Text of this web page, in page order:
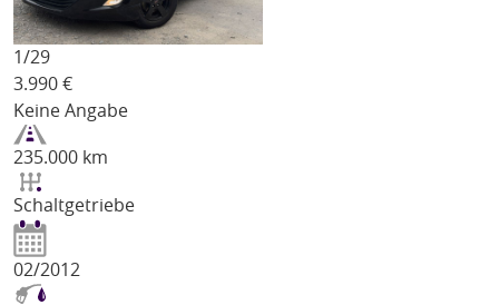
1/29
3.990 €
Keine Angabe
235.000 km
Schaltgetriebe
02/2012